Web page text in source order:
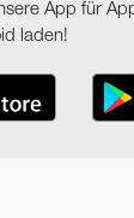
App für
laden!